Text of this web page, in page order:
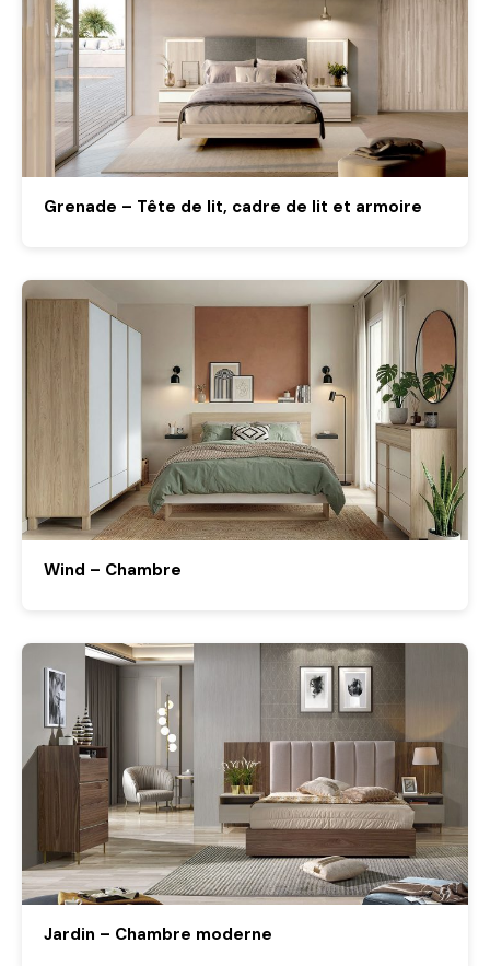
Grenade – Tête de lit, cadre de lit et armoire
Wind – Chambre
Jardin – Chambre moderne